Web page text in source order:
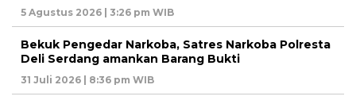
5 Agustus 2026 | 3:26 pm WIB
Bekuk Pengedar Narkoba, Satres Narkoba Polresta
Deli Serdang amankan Barang Bukti
31 Juli 2026 | 8:36 pm WIB